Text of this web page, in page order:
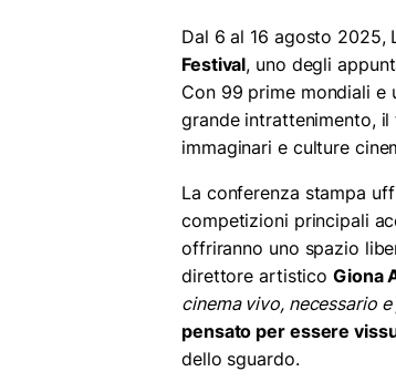
Dal 6 al 16 agosto 2025,
Festival, uno degli
Con 99 prime mondiali e
grande intrattenimento,
immaginari e culture
La conferenza stampa
competizioni principali
offriranno uno spazio
direttore artisticoGiona
cinema vivo, necessario
pensato per essere
dello sguardo.